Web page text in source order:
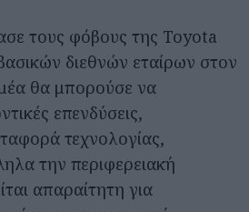
τους φόβους της Toyota
διεθνών εταίρων στον
θα μπορούσε να
επενδύσεις,
τεχνολογίας,
την περιφερειακή
απαραίτητη για